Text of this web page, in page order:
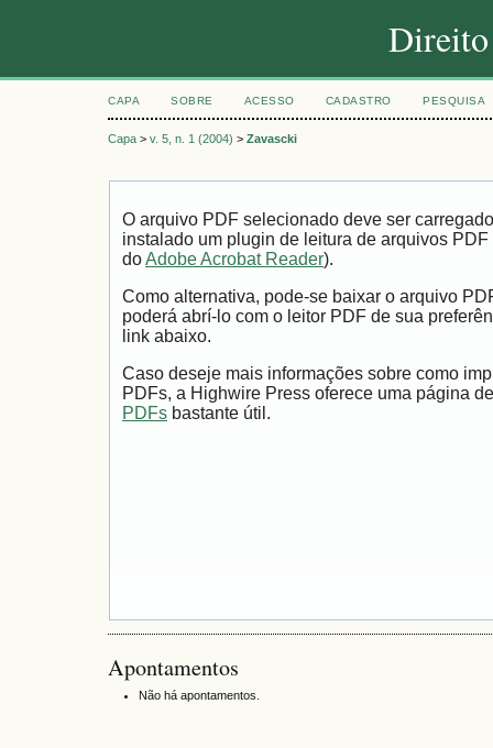
Direito
CAPA SOBRE ACESSO CADASTRO PESQUISA
Capa > v. 5, n. 1 (2004) > Zavascki
O arquivo PDF selecionado deve ser
instalado um plugin de leitura de arquivos
doAdobe Acrobat Reader).
Como alternativa, pode-se baixar o arquivo
poderá abrí-lo com o leitor PDF de sua
link abaixo.
Caso deseje mais informações sobre como
PDFs, a Highwire Press oferece uma página
PDFs bastante útil.
Apontamentos
Não há apontamentos.